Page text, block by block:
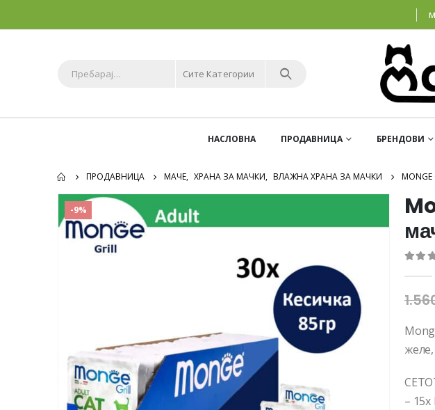
Сите Категории
НАСЛОВНА ПРОДАВНИЦА БРЕНДОВИ
ПРОДАВНИЦА МАЧЕ, ХРАНА ЗА МАЧКИ, ВЛАЖНА ХРАНА ЗА МАЧКИ
-9%
– 15x